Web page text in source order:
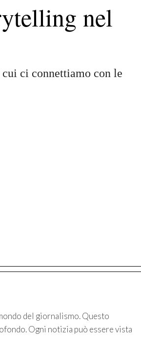
nel
ci connettiamo con le
del giornalismo. Questo
Ogni notizia può essere vista